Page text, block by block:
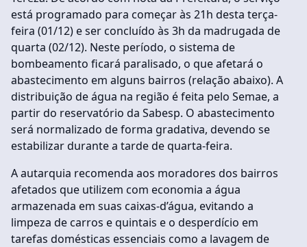
está programado para começar às 21h desta terça-
feira (01/12) e ser concluído às 3h da madrugada de
quarta (02/12). Neste período, o sistema de
bombeamento ficará paralisado, o que afetará o
abastecimento em alguns bairros (relação abaixo). A
distribuição de água na região é feita pelo Semae, a
partir do reservatório da Sabesp. O abastecimento
será normalizado de forma gradativa, devendo se
estabilizar durante a tarde de quarta-feira.
A autarquia recomenda aos moradores dos bairros
afetados que utilizem com economia a água
armazenada em suas caixas-d’água, evitando a
limpeza de carros e quintais e o desperdício em
tarefas domésticas essenciais como a lavagem de